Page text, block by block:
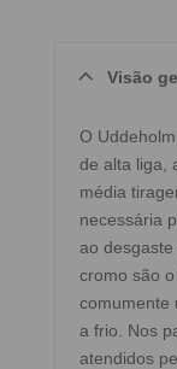
Visão
O
de alta liga,
média
necessária
ao
cromo são
comumente
a frio. Nos
atendidos